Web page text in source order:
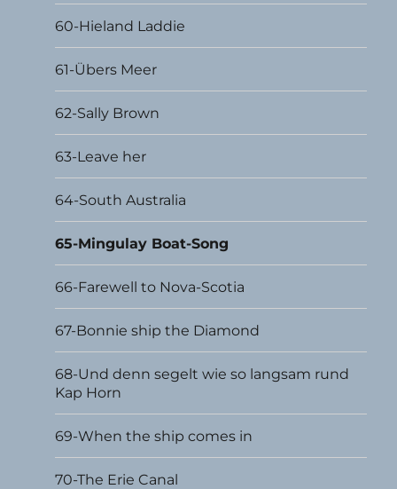
60-Hieland Laddie
61-Übers Meer
62-Sally Brown
63-Leave her
64-South Australia
65-Mingulay Boat-Song
66-Farewell to Nova-Scotia
67-Bonnie ship the Diamond
68-Und denn segelt wie so langsam rund
Kap Horn
69-When the ship comes in
70-The Erie Canal